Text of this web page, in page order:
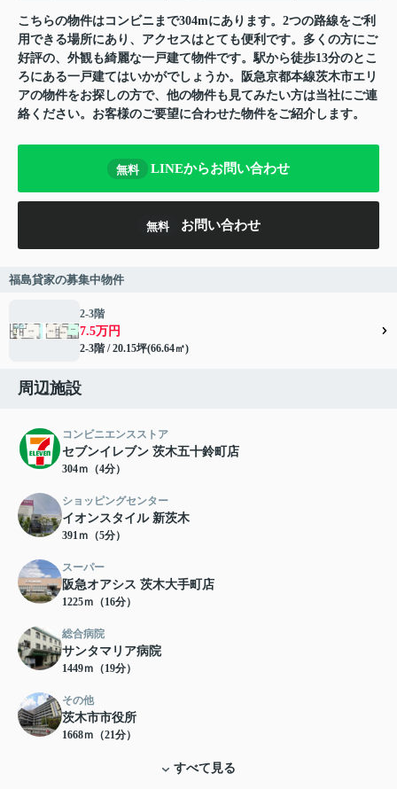
こちらの物件はコンビニまで304mにあります。2つの路線をご利
用できる場所にあり、アクセスはとても便利です。多くの方にご
好評の、外観も綺麗な一戸建て物件です。駅から徒歩13分のとこ
ろにある一戸建てはいかがでしょうか。阪急京都本線茨木市エリ
アの物件をお探しの方で、他の物件も見てみたい方は当社にご連
絡ください。お客様のご要望に合わせた物件をご紹介します。
無料 LINEからお問い合わせ
無料 お問い合わせ
福島貸家の募集中物件
2-3階
7.5万円
2-3階 / 20.15坪(66.64㎡)
周辺施設
コンビニエンスストア
セブンイレブン 茨木五十鈴町店
304ｍ（4分）
ショッピングセンター
イオンスタイル 新茨木
391ｍ（5分）
スーパー
阪急オアシス 茨木大手町店
1225ｍ（16分）
総合病院
サンタマリア病院
1449ｍ（19分）
その他
茨木市市役所
1668ｍ（21分）
すべて見る